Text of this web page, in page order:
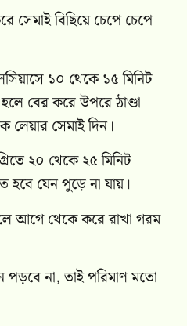
সেমাই বিছিয়ে চেপে চেপে
১০ থেকে ১৫ মিনিট
বের করে উপরে ঠাণ্ডা
লেয়ার সেমাই দিন।
২০ থেকে ২৫ মিনিট
যেন পুড়ে না যায়।
আগে থেকে করে রাখা গরম
পড়বে না, তাই পরিমাণ মতো